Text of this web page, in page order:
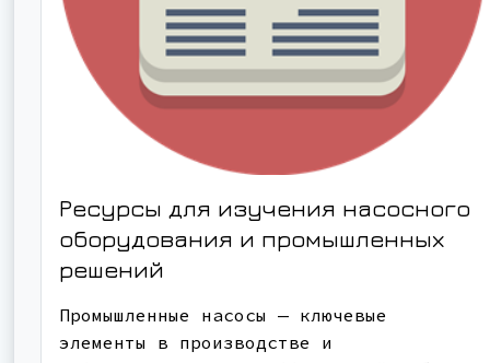
Ресурсы для изучения насосного
оборудования и промышленных
решений
Промышленные насосы — ключевые
элементы в производстве и